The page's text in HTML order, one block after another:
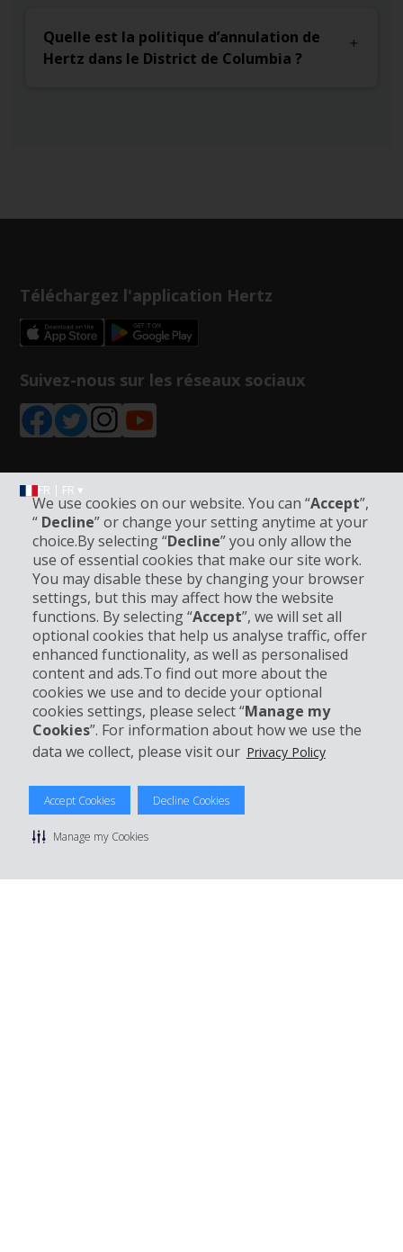
We use cookies on our website. You can “Accept”,
“ Decline” or change your setting anytime at your
choice.By selecting “Decline” you only allow the
use of essential cookies that make our site work.
You may disable these by changing your browser
settings, but this may affect how the website
functions. By selecting “Accept”, we will set all
optional cookies that help us analyse traffic, offer
enhanced functionality, as well as personalised
content and ads.To find out more about the
cookies we use and to decide your optional
cookies settings, please select “Manage my
Cookies”. For information about how we use the
data we collect, please visit our Privacy Policy
Accept Cookies Decline Cookies
Manage my Cookies
Quelle est la politique d’annulation de
Hertz dans le District de Columbia ?
Téléchargez l'application Hertz
Suivez-nous sur les réseaux sociaux
FR | FR ▾
Informations sur l'entreprise
Entreprise
Support client
Réserver avec Hertz
© 2026 The Hertz System, Inc.
Politique de confidentialité | Conditions d'utilisation du site
Conditions de location
Gérer mes cookies